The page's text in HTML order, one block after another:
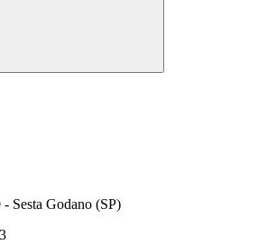
Sesta Godano (SP)